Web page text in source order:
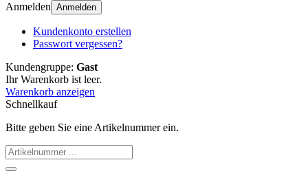
Anmelden Anmelden
Kundenkonto erstellen
Passwort vergessen?
Kundengruppe: Gast
Ihr Warenkorb ist leer.
Warenkorb anzeigen
Schnellkauf
Bitte geben Sie eine Artikelnummer ein.